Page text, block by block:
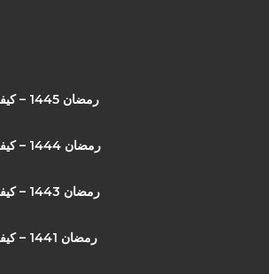
رمضان 1445 – كيفية ثبوت شهر الصوم
رمضان 1444 – كيفية ثبوت شهر الصوم
رمضان 1443 – كيفية ثبوت شهر الصوم
رمضان 1441 – كيفية ثبوت شهر الصوم